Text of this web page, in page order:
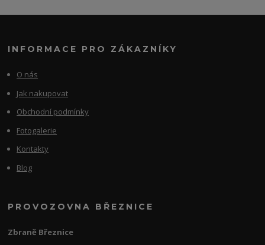
INFORMACE PRO ZÁKAZNÍKY
O nás
Jak nakupovat
Obchodní podmínky
Fotogalerie
Kontakty
Blog
PROVOZOVNA BŘEZNICE
Zbraně Březnice